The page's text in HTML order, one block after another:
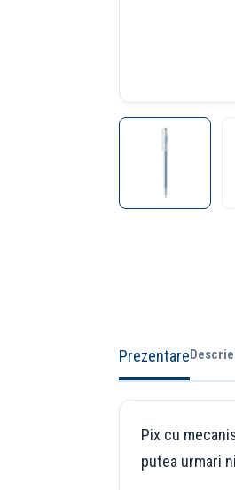
Prezentare
Pix cu
putea urmari